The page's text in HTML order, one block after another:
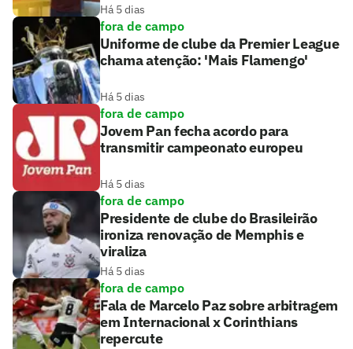
Há 5 dias
fora de campo
Uniforme de clube da Premier League
chama atenção: 'Mais Flamengo'
Há 5 dias
fora de campo
Jovem Pan fecha acordo para
transmitir campeonato europeu
Há 5 dias
fora de campo
Presidente de clube do Brasileirão
ironiza renovação de Memphis e
viraliza
Há 5 dias
fora de campo
Fala de Marcelo Paz sobre arbitragem
em Internacional x Corinthians
repercute